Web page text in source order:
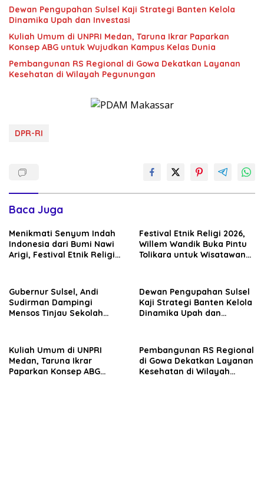
Dewan Pengupahan Sulsel Kaji Strategi Banten Kelola
Dinamika Upah dan Investasi
Kuliah Umum di UNPRI Medan, Taruna Ikrar Paparkan
Konsep ABG untuk Wujudkan Kampus Kelas Dunia
Pembangunan RS Regional di Gowa Dekatkan Layanan
Kesehatan di Wilayah Pegunungan
DPR-RI
Baca Juga
Menikmati Senyum Indah
Indonesia dari Bumi Nawi
Arigi, Festival Etnik Religi
Festival Etnik Religi 2026,
Willem Wandik Buka Pintu
Tolikara untuk Wisatawan
Gubernur Sulsel, Andi
Sudirman Dampingi
Mensos Tinjau Sekolah
Dukungan Pengembangan
Program
Dewan Pengupahan Sulsel
Kaji Strategi Banten Kelola
Dinamika Upah dan
Kuliah Umum di UNPRI
Medan, Taruna Ikrar
Paparkan Konsep ABG
Pembangunan RS Regional
di Gowa Dekatkan Layanan
Kesehatan di Wilayah